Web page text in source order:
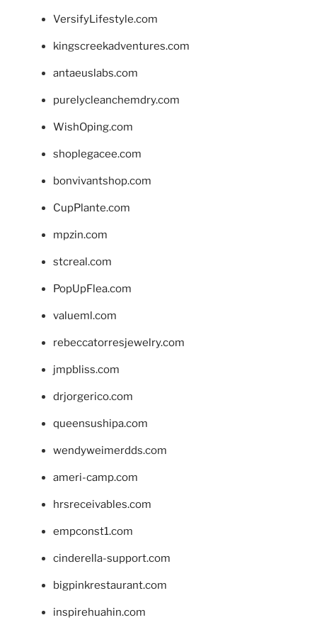
VersifyLifestyle.com
kingscreekadventures.com
antaeuslabs.com
purelycleanchemdry.com
WishOping.com
shoplegacee.com
bonvivantshop.com
CupPlante.com
mpzin.com
stcreal.com
PopUpFlea.com
valueml.com
rebeccatorresjewelry.com
jmpbliss.com
drjorgerico.com
queensushipa.com
wendyweimerdds.com
ameri-camp.com
hrsreceivables.com
empconst1.com
cinderella-support.com
bigpinkrestaurant.com
inspirehuahin.com